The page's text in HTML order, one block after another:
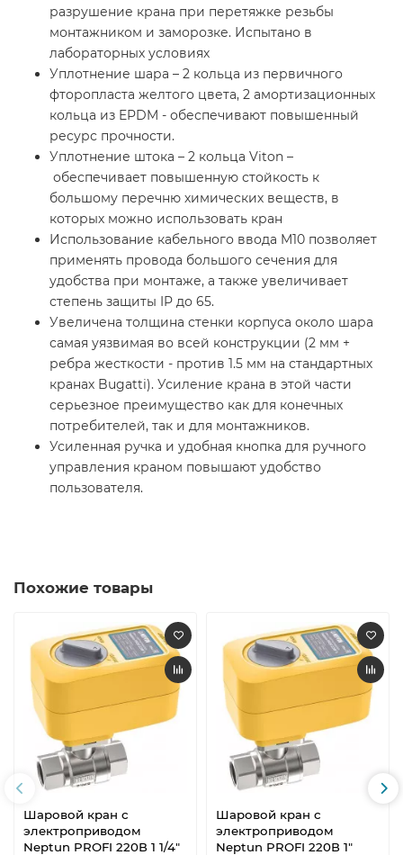
разрушение крана при перетяжке резьбы
монтажником и заморозке. Испытано в
лабораторных условиях
Уплотнение шара – 2 кольца из первичного
фторопласта желтого цвета, 2 амортизационных
кольца из EPDM - обеспечивают повышенный
ресурс прочности.
Уплотнение штока – 2 кольца Viton –
обеспечивает повышенную стойкость к
большому перечню химических веществ, в
которых можно использовать кран
Использование кабельного ввода M10 позволяет
применять провода большого сечения для
удобства при монтаже, а также увеличивает
степень защиты IP до 65.
Увеличена толщина стенки корпуса около шара
самая уязвимая во всей конструкции (2 мм +
ребра жесткости - против 1.5 мм на стандартных
кранах Bugatti). Усиление крана в этой части
серьезное преимущество как для конечных
потребителей, так и для монтажников.
Усиленная ручка и удобная кнопка для ручного
управления краном повышают удобство
пользователя.
Похожие товары
Шаровой кран с
электроприводом
Neptun PROFI 220В 1 1/4"
Шаровой кран с
электроприводом
Neptun PROFI 220В 1"